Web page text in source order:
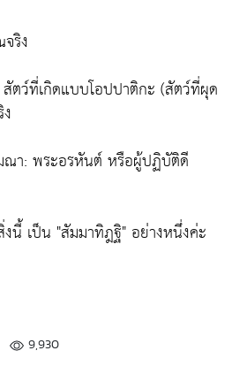
ริง
ตว์ที่เกิดแบบโอปปาติกะ (สัตว์ที่ผุด
ณา: พระอรหันต์ หรือผู้ปฏิบัติดี
งนี้ เป็น "สัมมาทิฎฐิ" อย่างหนึ่งค่ะ
9,930